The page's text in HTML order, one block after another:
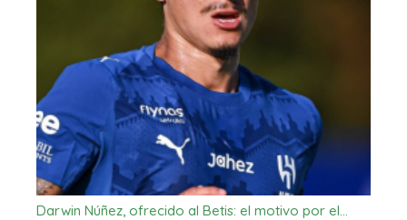
Darwin Núñez, ofrecido al Betis: el motivo por el…